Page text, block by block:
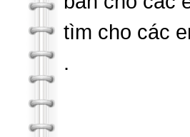
tìm cho các
.